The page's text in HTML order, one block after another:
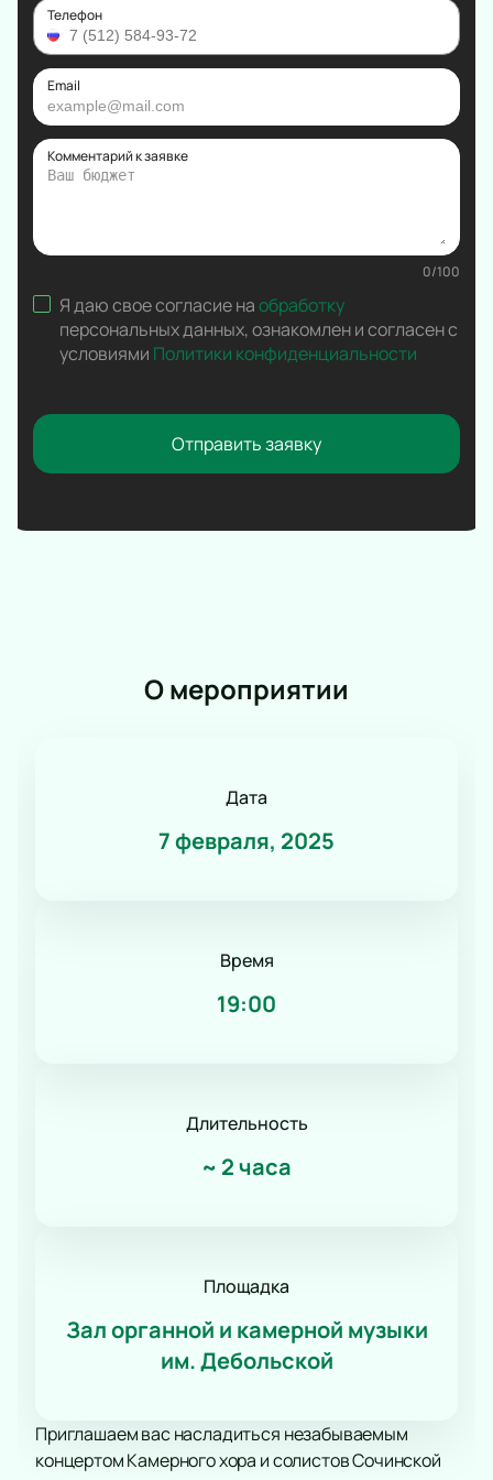
Вокал
Ледовое шоу
Народная песня
Дискотека
Comedy Club
Телефон
Email
Комментарий к заявке
0/100
Я даю свое согласие наобработку
персональных данных,ознакомлен и согласен с
условиями Политики конфиденциальности
Отправить заявку
О мероприятии
Дата
7 февраля, 2025
Время
19:00
Длительность
~ 2 часа
Площадка
Зал органной и камерной музыки
им. Дебольской
Приглашаем вас насладиться незабываемым
концертом Камерного хора и солистов Сочинской